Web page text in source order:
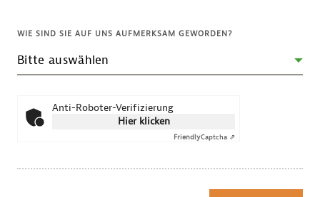
WIE SIND SIE AUF UNS AUFMERKSAM GEWORDEN?
Anti-Roboter-Verifizierung
Hier klicken
FriendlyCaptcha ⇗